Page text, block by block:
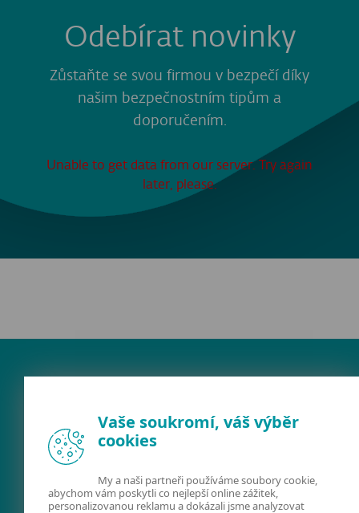
Odebírat novinky
Zůstaňte se svou firmou v bezpečí díky
našim bezpečnostním tipům a
doporučením.
Unable to get data from our server. Try again
later, please.
FACEBOOK
X LINKEDIN
Vaše soukromí, váš výběr
cookies
My a naši partneři používáme soubory cookie,
abychom vám poskytli co nejlepší online zážitek,
personalizovanou reklamu a dokázali jsme analyzovat